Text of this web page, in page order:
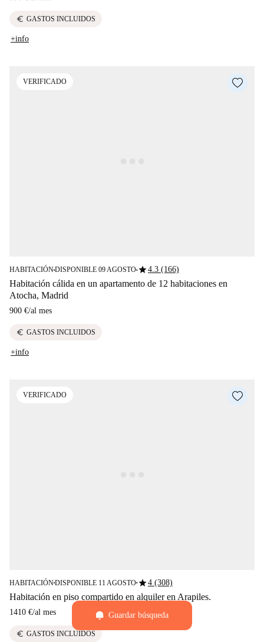
euro GASTOS INCLUIDOS
+info
VERIFICADO
HABITACIÓN■DISPONIBLE 09 AGOSTO■star4.3 (166)
Habitación cálida en un apartamento de 12 habitaciones en
Atocha, Madrid
900 €/al mes
euro GASTOS INCLUIDOS
+info
VERIFICADO
HABITACIÓN■DISPONIBLE 11 AGOSTO■star4 (308)
Habitación en piso compartido en alquiler en Arapiles.
1410 €/al mes
euro GASTOS INCLUIDOS
Guardar búsqueda